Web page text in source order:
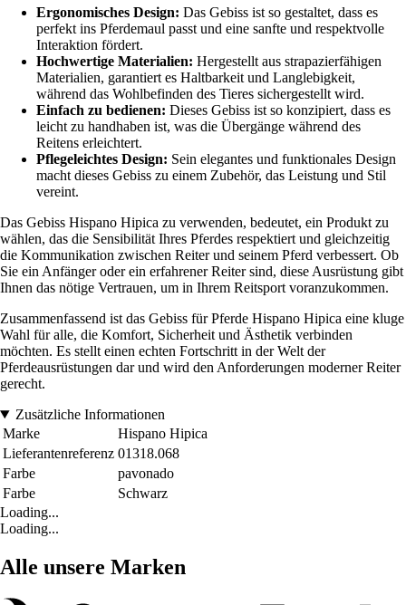
Ergonomisches Design: Das Gebiss ist so gestaltet, dass es
perfekt ins Pferdemaul passt und eine sanfte und respektvolle
Interaktion fördert.
Hochwertige Materialien: Hergestellt aus strapazierfähigen
Materialien, garantiert es Haltbarkeit und Langlebigkeit,
während das Wohlbefinden des Tieres sichergestellt wird.
Einfach zu bedienen: Dieses Gebiss ist so konzipiert, dass es
leicht zu handhaben ist, was die Übergänge während des
Reitens erleichtert.
Pflegeleichtes Design: Sein elegantes und funktionales Design
macht dieses Gebiss zu einem Zubehör, das Leistung und Stil
vereint.
Das Gebiss Hispano Hipica zu verwenden, bedeutet, ein Produkt zu
wählen, das die Sensibilität Ihres Pferdes respektiert und gleichzeitig
die Kommunikation zwischen Reiter und seinem Pferd verbessert. Ob
Sie ein Anfänger oder ein erfahrener Reiter sind, diese Ausrüstung gibt
Ihnen das nötige Vertrauen, um in Ihrem Reitsport voranzukommen.
Zusammenfassend ist das Gebiss für Pferde Hispano Hipica eine kluge
Wahl für alle, die Komfort, Sicherheit und Ästhetik verbinden
möchten. Es stellt einen echten Fortschritt in der Welt der
Pferdeausrüstungen dar und wird den Anforderungen moderner Reiter
gerecht.
Zusätzliche Informationen
Marke
Hispano Hipica
Lieferantenreferenz 01318.068
Farbe
pavonado
Farbe
Schwarz
Loading...
Loading...
Alle unsere Marken